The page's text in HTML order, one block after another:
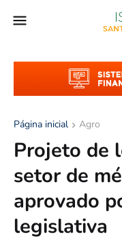
Página inicial Agro
Projeto de
setor de
aprovado
legislativa